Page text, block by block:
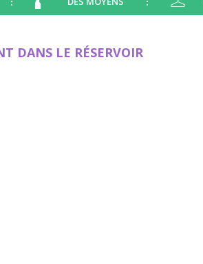
DANS LE RÉSERVOIR